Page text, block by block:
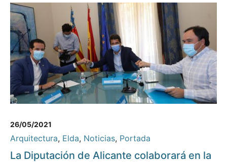
26/05/2021
Arquitectura, Elda, Noticias, Portada
La Diputación de Alicante colaborará en la